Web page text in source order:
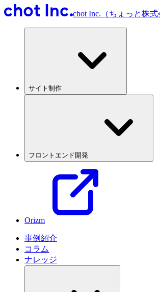
chot Inc.（ちょっと株式
サイト制作
フロントエンド開発
Orizm
事例紹介
コラム
ナレッジ